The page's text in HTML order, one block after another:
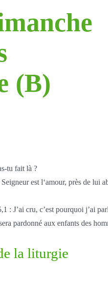
(B)
tu fait là ?
est l‘amour, près de lui
: J’ai cru, c’est pourquoi j’ai
pardonné aux enfants des
la liturgie